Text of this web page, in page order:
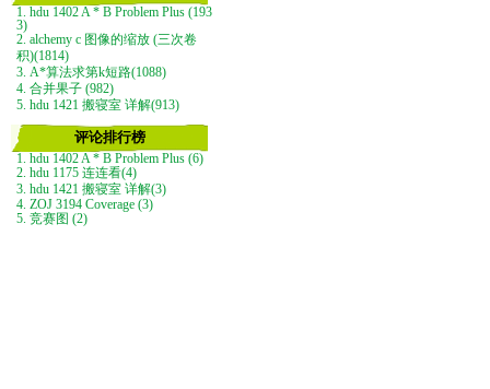
1. hdu 1402 A * B Problem Plus (193
3)
2. alchemy c 图像的缩放 (三次卷
积)(1814)
3. A*算法求第k短路(1088)
4. 合并果子 (982)
5. hdu 1421 搬寝室 详解(913)
评论排行榜
1. hdu 1402 A * B Problem Plus (6)
2. hdu 1175 连连看(4)
3. hdu 1421 搬寝室 详解(3)
4. ZOJ 3194 Coverage (3)
5. 竞赛图 (2)